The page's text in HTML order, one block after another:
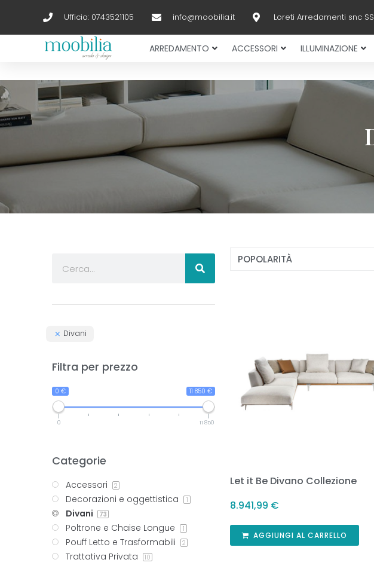
Ufficio: 0743521105 info@moobilia.it Loreti Arredamenti snc
ARREDAMENTO ACCESSORI ILLUMINAZIONE
Divani
Filtra per prezzo
0 € 11 850 €
0 11 850
Categorie
Accessori 2
Decorazioni e oggettistica 1
Divani 73
Poltrone e Chaise Longue 1
Pouff Letto e Trasformabili 2
Trattativa Privata 10
Let it Be Divano Collezione
8.941,99 €
AGGIUNGI AL CARRELLO